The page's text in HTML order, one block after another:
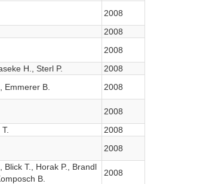
2008
2008
2008
H., Sterl P.
2008
Emmerer B. 2008
2008
2008
2008
Blick T., Horak P., Brandl
B.
2008